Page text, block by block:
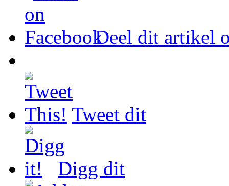
Deel dit artikel
Tweet dit
Digg dit